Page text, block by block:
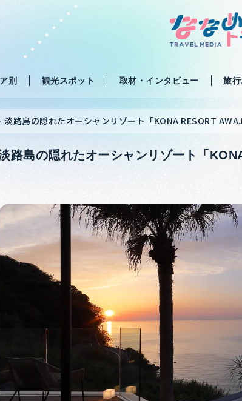
別 観光スポット 取材・インタビュー 旅
淡路島の隠れたオーシャンリゾート「KONA RESORT
路島の隠れたオーシャンリゾート「